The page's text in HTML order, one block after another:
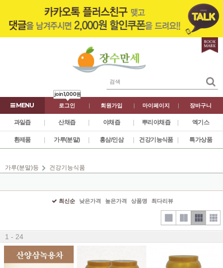
로그인 |
join1,000원
회원가입 | 마이페이지 | 장바구니
과일즙 | 산채즙 | 야채즙 | 뿌리야채즙 | 엑기스
환제품 | 가루(분말) | 홍삼/인삼 | 건강기능식품 | 특가상품
가루(분말)등 건강기능식품
최신순 낮은가격 높은가격 상품명 최다리뷰
1 - 24